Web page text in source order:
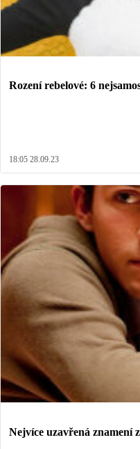
Rození rebelové: 6
18:05 28.09.23
Nejvíce uzavřená znamení